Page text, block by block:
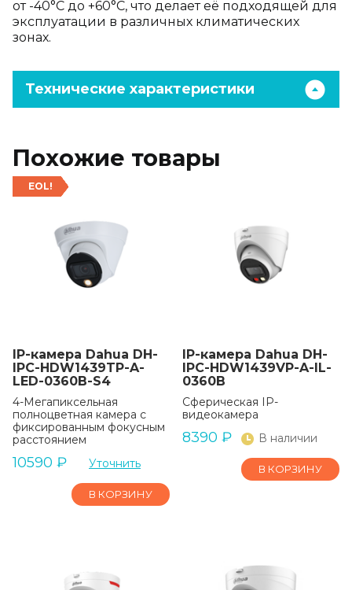
от -40°C до +60°C, что делает её подходящей для
эксплуатации в различных климатических
зонах.
Технические характеристики
Похожие товары
EOL!
IP-камера Dahua DH-
IPC-HDW1439TP-A-
LED-0360B-S4
4-Мегапиксельная
полноцветная камера с
фиксированным фокусным
расстоянием
10590 ₽ Уточнить
В КОРЗИНУ
IP-камера Dahua DH-
IPC-HDW1439VP-A-IL-
0360B
Сферическая IP-
видеокамера
8390 ₽ В наличии
В КОРЗИНУ